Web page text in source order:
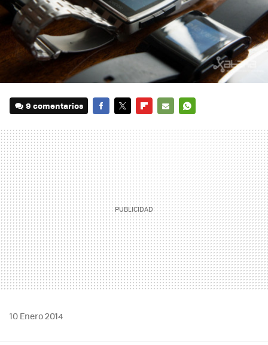
9 comentarios
MAIL
10 Enero 2014